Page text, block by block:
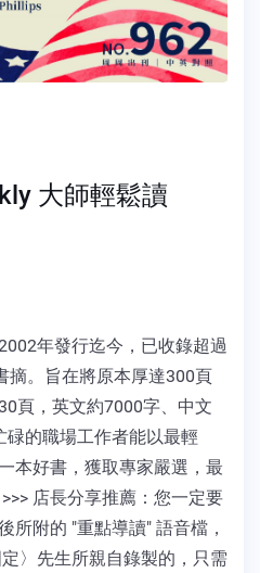
大師輕鬆讀
年發行迄今，已收錄超過
摘。旨在將原本厚達300頁
頁，英文約7000字、中文
的職場工作者能以最輕
本好書，獲取專家嚴選，最
店長分享推薦：您一定要
所附的 "重點導讀" 語音檔，
〉先生所親自錄製的，只需